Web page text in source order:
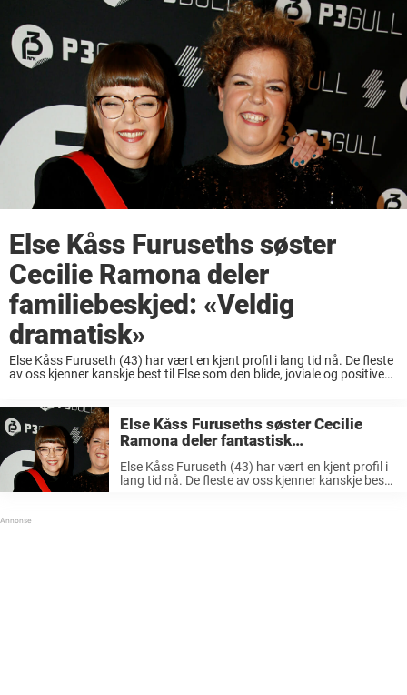
Else Kåss Furuseths søster
Cecilie Ramona deler
familiebeskjed: «Veldig
dramatisk»
Else Kåss Furuseth (43) har vært en kjent profil i lang tid nå. De fleste
av oss kjenner kanskje best til Else som den blide, joviale og positive
Else Kåss Furuseths søster Cecilie
Ramona deler fantastisk
familiebeskjed
Else Kåss Furuseth (43) har vært en kjent profil i
lang tid nå. De fleste av oss kjenner kanskje best